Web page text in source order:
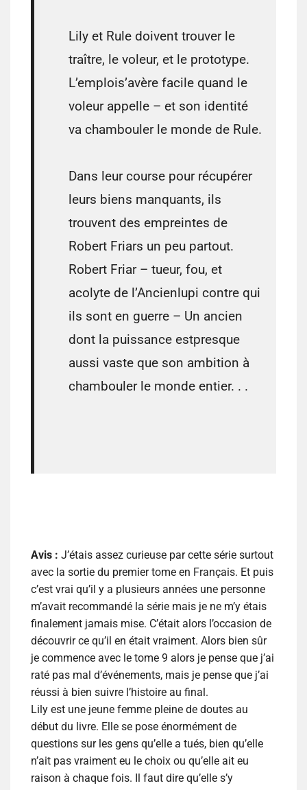
Lily et Rule doivent trouver le
traître, le voleur, et le prototype.
L’emplois’avère facile quand le
voleur appelle – et son identité
va chambouler le monde de Rule.
Dans leur course pour récupérer
leurs biens manquants, ils
trouvent des empreintes de
Robert Friars un peu partout.
Robert Friar – tueur, fou, et
acolyte de l’Ancienlupi contre qui
ils sont en guerre – Un ancien
dont la puissance estpresque
aussi vaste que son ambition à
chambouler le monde entier. . .
Avis : J’étais assez curieuse par cette série surtout
avec la sortie du premier tome en Français. Et puis
c’est vrai qu’il y a plusieurs années une personne
m’avait recommandé la série mais je ne m’y étais
finalement jamais mise. C’était alors l’occasion de
découvrir ce qu’il en était vraiment. Alors bien sûr
je commence avec le tome 9 alors je pense que j’ai
raté pas mal d’événements, mais je pense que j’ai
réussi à bien suivre l’histoire au final.
Lily est une jeune femme pleine de doutes au
début du livre. Elle se pose énormément de
questions sur les gens qu’elle a tués, bien qu’elle
n’ait pas vraiment eu le choix ou qu’elle ait eu
raison à chaque fois. Il faut dire qu’elle s’y